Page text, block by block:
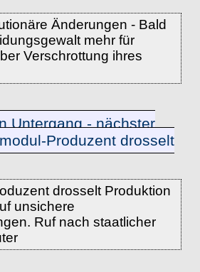
Änderungen - Bald
mehr für
Verschrottung ihres
Untergang - nächster
Produzent drosselt
drosselt Produktion
unsichere
Ruf nach staatlicher